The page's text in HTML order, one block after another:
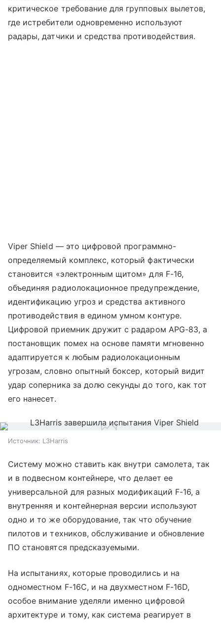
критическое требование для групповых вылетов,
где истребители одновременно используют
радары, датчики и средства противодействия.
Viper Shield — это цифровой программно-
определяемый комплекс, который фактически
становится «электронным щитом» для F-16,
объединяя радиолокационное предупреждение,
идентификацию угроз и средства активного
противодействия в едином умном контуре.
Цифровой приемник дружит с радаром APG-83, а
постановщик помех на основе памяти мгновенно
адаптируется к любым радиолокационным
угрозам, словно опытный боксер, который видит
удар соперника за долю секунды до того, как тот
его нанесет.
Источник: L3Harris
Систему можно ставить как внутри самолета, так
и в подвесном контейнере, что делает ее
универсальной для разных модификаций F-16, а
внутренняя и контейнерная версии используют
одно и то же оборудование, так что обучение
пилотов и техников, обслуживание и обновление
ПО становятся предсказуемыми.
На испытаниях, которые проводились и на
одноместном F-16C, и на двухместном F-16D,
особое внимание уделяли именно цифровой
архитектуре и тому, как система реагирует в